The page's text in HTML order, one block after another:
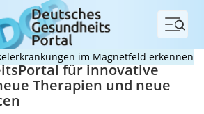
Menü
im Magnetfeld erkennen
für innovative
Therapien und neue